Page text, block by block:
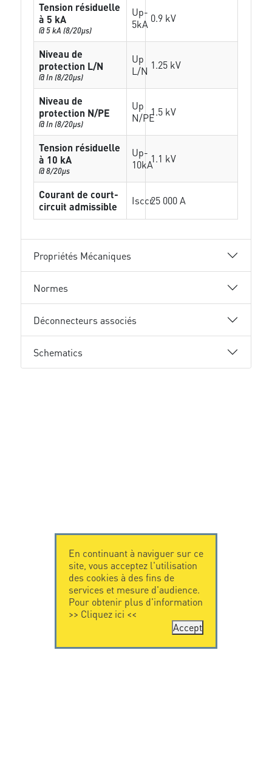
Tension résiduelle
à 5 kA
@ 5 kA (8/20µs)
Up-
5kA 0.9 kV
Niveau de
protection L/N
@ In (8/20µs)
Up
L/N 1.25 kV
Niveau de
protection N/PE
@ In (8/20µs)
Up
N/PE1.5 kV
Tension résiduelle
à 10 kA
@ 8/20µs
Up-
10kA1.1 kV
Courant de court-
circuit admissible
Isccr25 000 A
Propriétés Mécaniques
Normes
Déconnecteurs associés
Schematics
En continuant à naviguer sur ce
site, vous acceptez l'utilisation
des cookies à des fins de
services et mesure d'audience.
Pour obtenir plus d'information
>> Cliquez ici <<
Accept